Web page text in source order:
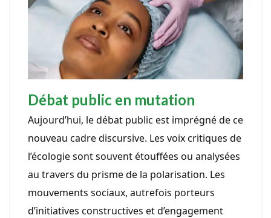
Débat public en mutation
Aujourd’hui, le débat public est imprégné de ce
nouveau cadre discursive. Les voix critiques de
l’écologie sont souvent étouffées ou analysées
au travers du prisme de la polarisation. Les
mouvements sociaux, autrefois porteurs
d’initiatives constructives et d’engagement